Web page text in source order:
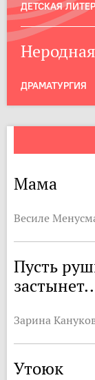
ДЕТСКАЯ
ДРАМАТУРГИЯ
Мама
Весиле
Пусть
Зарина
Утоюк